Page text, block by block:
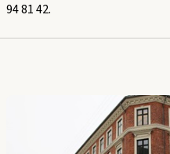
94 81 42.